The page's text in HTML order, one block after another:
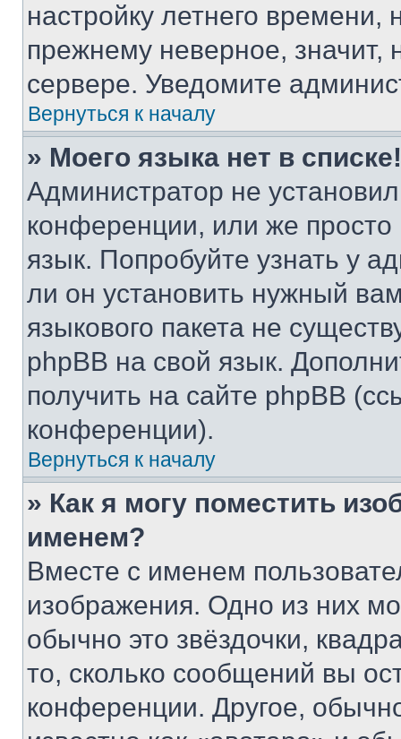
настройку летнего
прежнему неверное, значит,
сервере. Уведомите
Вернуться к началу
» Моего языка нет в списке!
Администратор не
конференции, или же
язык. Попробуйте узнать у
ли он установить нужный
языкового пакета не
phpBB на свой язык.
получить на сайте phpBB
конференции).
Вернуться к началу
» Как я могу поместить
именем?
Вместе с именем
изображения. Одно из них
обычно это звёздочки,
то, сколько сообщений вы
конференции. Другое,